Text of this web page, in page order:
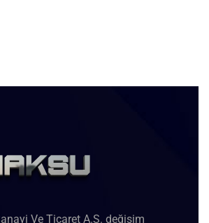
Ve Ticaret A.Ş. değişim